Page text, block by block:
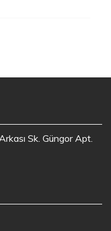
Sk. Güngor Apt.